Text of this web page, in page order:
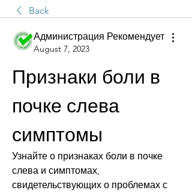
Back
Администрация Рекомендует
August 7, 2023
Признаки боли в
почке слева
симптомы
Узнайте о признаках боли в почке
слева и симптомах,
свидетельствующих о проблемах с